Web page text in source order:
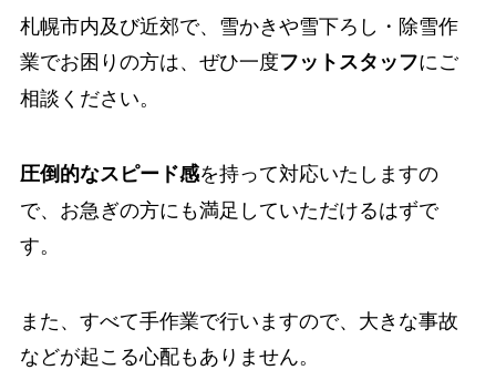
札幌市内及び近郊で、雪かきや雪下ろし・除雪作
業でお困りの方は、ぜひ一度フットスタッフにご
相談ください。
圧倒的なスピード感を持って対応いたしますの
で、お急ぎの方にも満足していただけるはずで
す。
また、すべて手作業で行いますので、大きな事故
などが起こる心配もありません。